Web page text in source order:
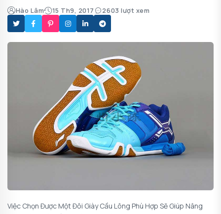
Hào Lâm 15 Th9, 2017 2603 lượt xem
Việc Chọn Được Một Đôi Giày Cầu Lông Phù Hợp Sẽ Giúp Nâng